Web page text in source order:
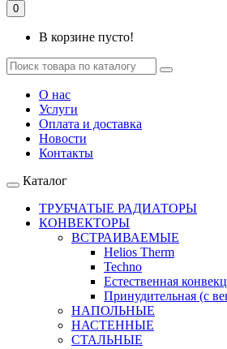
0
В корзине пусто!
О нас
Услуги
Оплата и доставка
Новости
Контакты
Каталог
ТРУБЧАТЫЕ РАДИАТОРЫ
КОНВЕКТОРЫ
ВСТРАИВАЕМЫЕ
Helios Therm
Techno
Естественная
Принудительная (с
НАПОЛЬНЫЕ
НАСТЕННЫЕ
СТАЛЬНЫЕ